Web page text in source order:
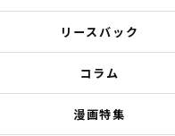
リースバック
コラム
漫画特集